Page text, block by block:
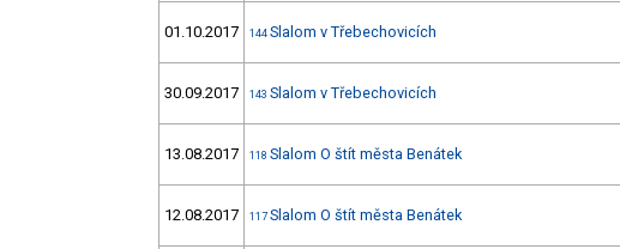
01.10.2017 144 Slalom v Třebechovicích
30.09.2017 143 Slalom v Třebechovicích
13.08.2017 118 Slalom O štít města Benátek
12.08.2017 117 Slalom O štít města Benátek